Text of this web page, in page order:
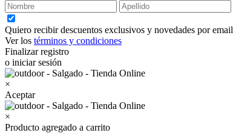
Quiero recibir descuentos exclusivos y novedades por email
Ver los términos y condiciones
Finalizar registro
o iniciar sesión
×
Aceptar
×
Producto agregado a carrito